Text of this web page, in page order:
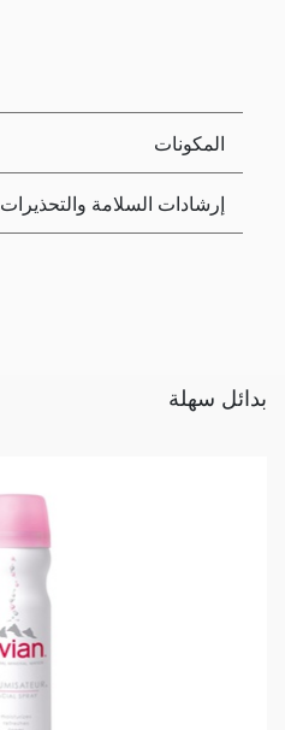
المكونات
إرشادات السلامة والتحذيرات
بدائل سهلة